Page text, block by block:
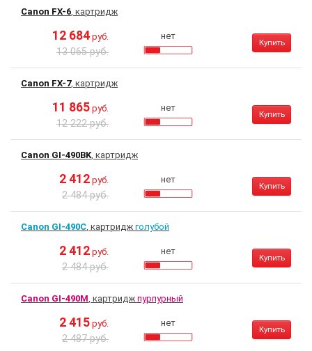
Canon FX-6, картридж
12 684 руб.
13 065 руб.
нет
Купить
Canon FX-7, картридж
11 865 руб.
12 222 руб.
нет
Купить
Canon GI-490BK, картридж
2 412 руб.
2 484 руб.
нет
Купить
Canon GI-490C, картридж голубой
2 412 руб.
2 484 руб.
нет
Купить
Canon GI-490M, картридж пурпурный
2 415 руб.
2 487 руб.
нет
Купить